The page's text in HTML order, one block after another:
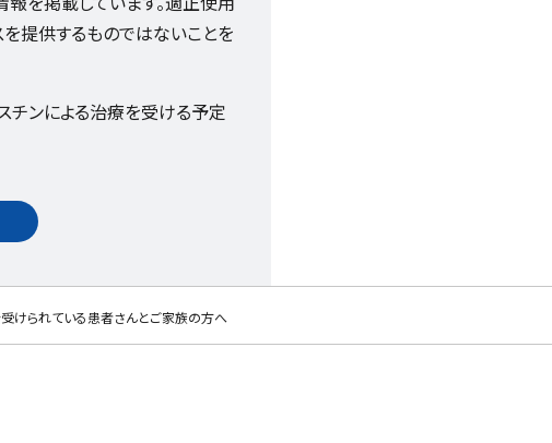
提供するものではないことを
チンによる治療を受ける予定
けられている患者さんとご家族の方へ